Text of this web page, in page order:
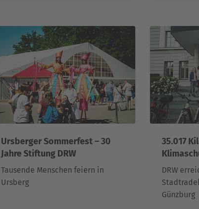
Ursberger Sommerfest – 30
Jahre Stiftung DRW
Tausende Menschen feiern in
Ursberg
35.017
DRW
Günzburg